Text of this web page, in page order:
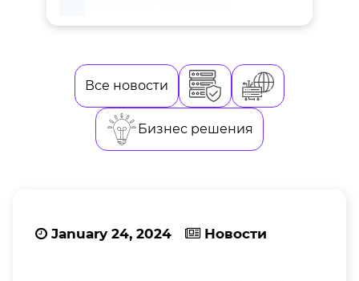
Все новости
Бизнес решения
January 24, 2024 Новости